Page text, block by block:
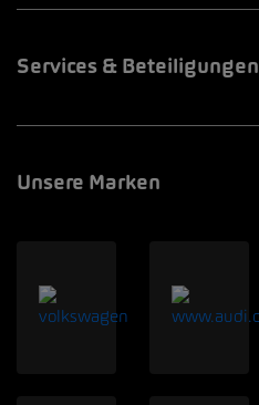
Services & Beteiligungen
Unsere Marken